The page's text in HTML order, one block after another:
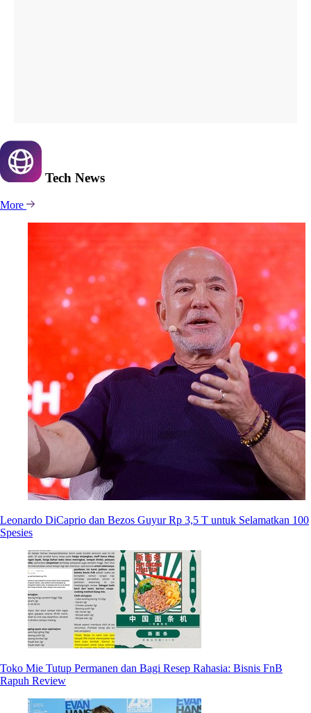
Tech News
More
Leonardo DiCaprio dan Bezos Guyur Rp 3,5 T untuk Selamatkan 100
Spesies
Toko Mie Tutup Permanen dan Bagi Resep Rahasia: Bisnis FnB
Rapuh Review